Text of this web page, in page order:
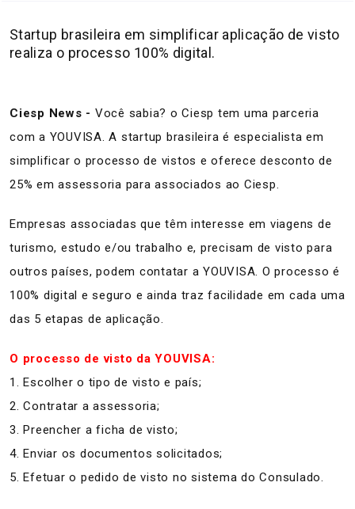
Startup brasileira em simplificar aplicação de visto
realiza o processo 100% digital.
Ciesp News - Você sabia? o Ciesp tem uma parceria
com a YOUVISA. A startup brasileira é especialista em
simplificar o processo de vistos e oferece desconto de
25% em assessoria para associados ao Ciesp.
Empresas associadas que têm interesse em viagens de
turismo, estudo e/ou trabalho e, precisam de visto para
outros países, podem contatar a YOUVISA. O processo é
100% digital e seguro e ainda traz facilidade em cada uma
das 5 etapas de aplicação.
O processo de visto da YOUVISA:
1. Escolher o tipo de visto e país;
2. Contratar a assessoria;
3. Preencher a ficha de visto;
4. Enviar os documentos solicitados;
5. Efetuar o pedido de visto no sistema do Consulado.